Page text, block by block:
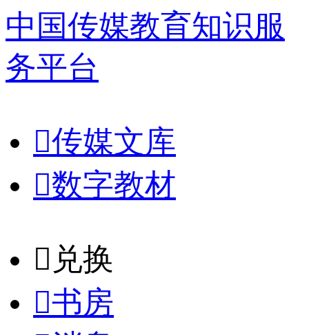
中国传媒教育知识服
务平台
传媒文库
数字教材
𐈈 兑换
书房